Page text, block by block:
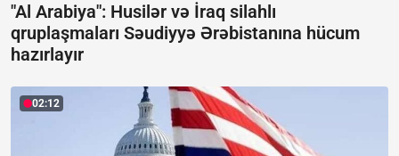
"Al Arabiya": Husilər və İraq silahlı
qruplaşmaları Səudiyyə Ərəbistanına hücum
hazırlayır
02:12